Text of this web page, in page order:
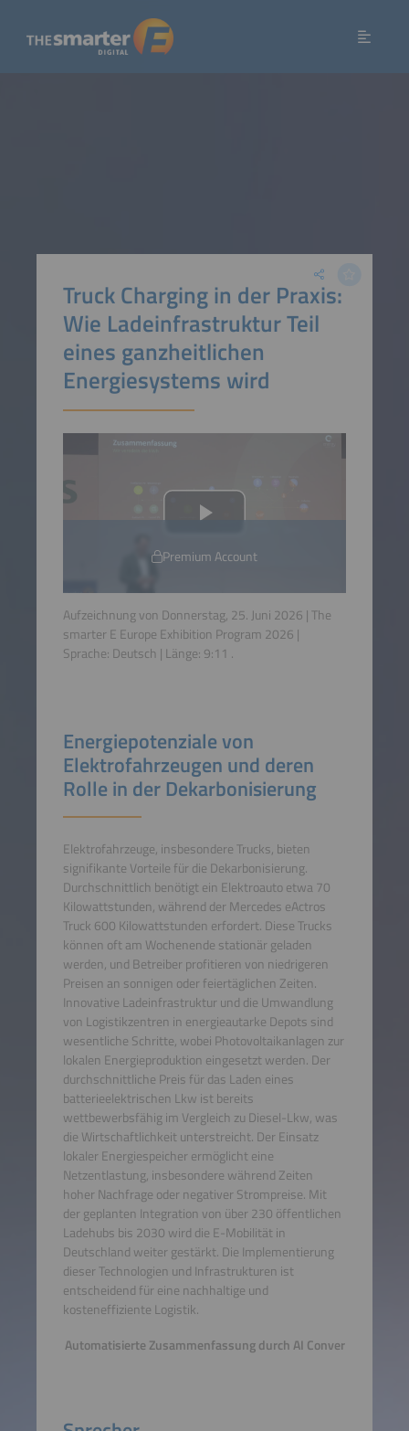
Truck Charging in der Praxis:
Wie Ladeinfrastruktur Teil
eines ganzheitlichen
Energiesystems wird
Premium Account
Aufzeichnung von Donnerstag, 25. Juni 2026 | The
smarter E Europe Exhibition Program 2026 |
Sprache: Deutsch | Länge: 9:11 .
Energiepotenziale von
Elektrofahrzeugen und deren
Rolle in der Dekarbonisierung
Elektrofahrzeuge, insbesondere Trucks, bieten
signifikante Vorteile für die Dekarbonisierung.
Durchschnittlich benötigt ein Elektroauto etwa 70
Kilowattstunden, während der Mercedes eActros
Truck 600 Kilowattstunden erfordert. Diese Trucks
können oft am Wochenende stationär geladen
werden, und Betreiber profitieren von niedrigeren
Preisen an sonnigen oder feiertäglichen Zeiten.
Innovative Ladeinfrastruktur und die Umwandlung
von Logistikzentren in energieautarke Depots sind
wesentliche Schritte, wobei Photovoltaikanlagen zur
lokalen Energieproduktion eingesetzt werden. Der
durchschnittliche Preis für das Laden eines
batterieelektrischen Lkw ist bereits
wettbewerbsfähig im Vergleich zu Diesel-Lkw, was
die Wirtschaftlichkeit unterstreicht. Der Einsatz
lokaler Energiespeicher ermöglicht eine
Netzentlastung, insbesondere während Zeiten
hoher Nachfrage oder negativer Strompreise. Mit
der geplanten Integration von über 230 öffentlichen
Ladehubs bis 2030 wird die E-Mobilität in
Deutschland weiter gestärkt. Die Implementierung
dieser Technologien und Infrastrukturen ist
entscheidend für eine nachhaltige und
kosteneffiziente Logistik.
Automatisierte Zusammenfassung durch AI Conver